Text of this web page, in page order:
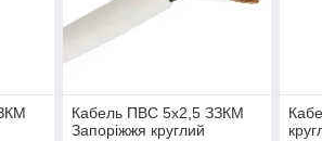
Кабель ПВС 5х2,5 ЗЗКМ
Запоріжжя круглий